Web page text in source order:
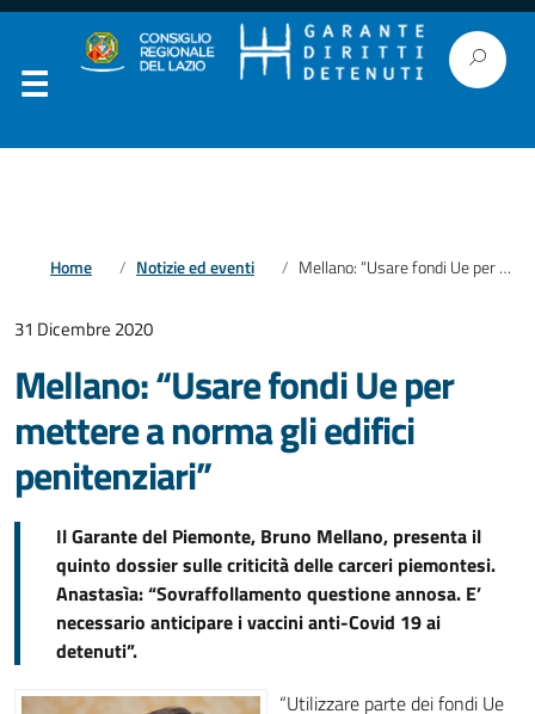
Home Notizie ed eventi Mellano: “Usare fondi Ue per mettere a norma gli edifici penitenziari”
31 Dicembre 2020
Mellano: “Usare fondi Ue per
mettere a norma gli edifici
penitenziari”
Il Garante del Piemonte, Bruno Mellano, presenta il
quinto dossier sulle criticità delle carceri piemontesi.
Anastasìa: “Sovraffollamento questione annosa. E’
necessario anticipare i vaccini anti-Covid 19 ai
detenuti”.
“Utilizzare parte dei fondi Ue